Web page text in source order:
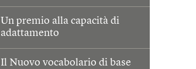
Un premio alla capacità di
adattamento
Il Nuovo vocabolario di base